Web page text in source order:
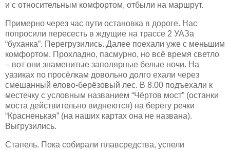
и с относительным комфортом, отбыли на маршрут.
Примерно через час пути остановка в дороге. Нас
попросили пересесть в ждущие на трассе 2 УАЗа
“буханка”. Перегрузились. Далее поехали уже с меньшим
комфортом. Прохладно, пасмурно, но всё время светло
– вот они знаменитые заполярные белые ночи. На
уазиках по просёлкам довольно долго ехали через
смешанный елово-берёзовый лес. В 8.00 подъехали к
местечку с условным названием “Чёртов мост” (останки
моста действительно виднеются) на берегу речки
“Красненькая” (на наших картах она не названа).
Выгрузились.
Стапель. Пока собирали плавсредства, успели